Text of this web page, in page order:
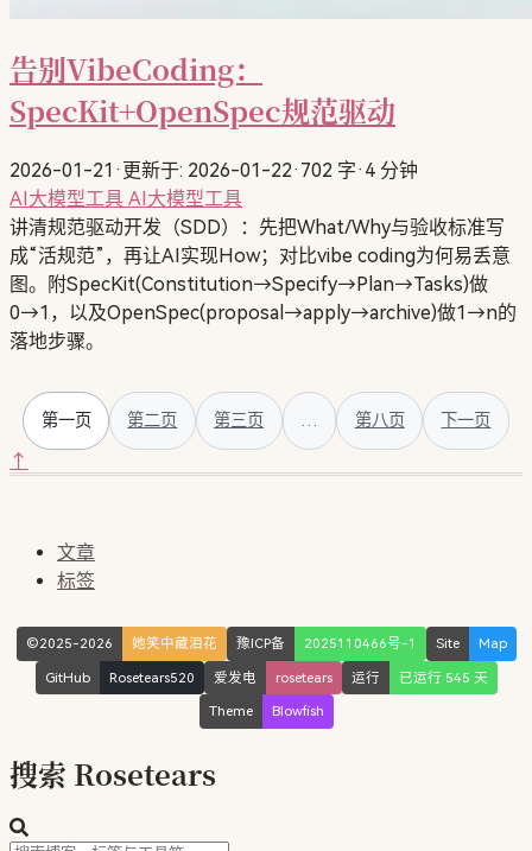
告别VibeCoding：
SpecKit+OpenSpec规范驱动
2026-01-21 · 更新于: 2026-01-22· 702 字· 4 分钟
AI大模型工具 AI大模型工具
讲清规范驱动开发（SDD）：先把What/Why与验收标准写
成“活规范”，再让AI实现How；对比vibe coding为何易丢意
图。附SpecKit(Constitution→Specify→Plan→Tasks)做
0→1，以及OpenSpec(proposal→apply→archive)做1→n的
落地步骤。
第一页 第二页 第三页 … 第八页 下一页
↑
文章
标签
©2025-2026 她笑中藏泪花 豫ICP备 2025110466号-1 Site Map
GitHub Rosetears520 爱发电 rosetears 运行 已运行 545 天
Theme Blowfish
搜索 Rosetears